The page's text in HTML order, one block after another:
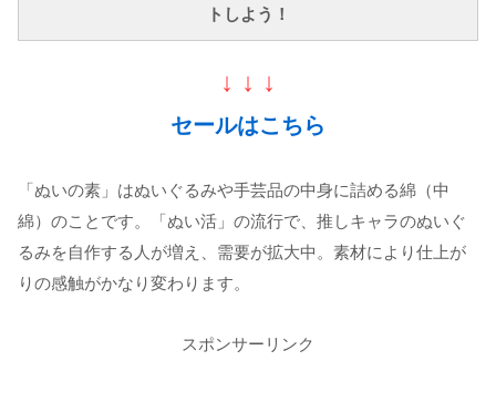
トしよう！
↓ ↓ ↓
セールはこちら
「ぬいの素」はぬいぐるみや手芸品の中身に詰める綿（中
綿）のことです。「ぬい活」の流行で、推しキャラのぬいぐ
るみを自作する人が増え、需要が拡大中。素材により仕上が
りの感触がかなり変わります。
スポンサーリンク